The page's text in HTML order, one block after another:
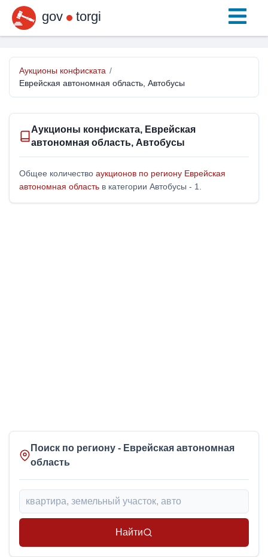
gov torgi
Аукционы конфиската /
Еврейская автономная область, Автобусы
Аукционы конфиската, Еврейская
автономная область, Автобусы
Общее количество аукционов по региону Еврейская
автономная область в категории Автобусы - 1.
Поиск по региону - Еврейская автономная
область
Найти